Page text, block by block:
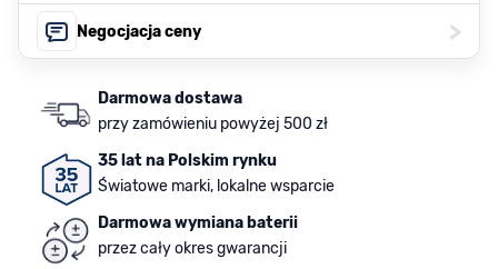
Negocjacja ceny >
Darmowa dostawa
przy zamówieniu powyżej 500 zł
35 lat na Polskim rynku
Światowe marki, lokalne wsparcie
Darmowa wymiana baterii
przez cały okres gwarancji